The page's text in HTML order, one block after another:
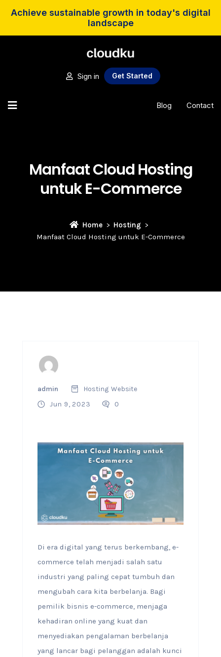
Achieve sustainable growth in today's digital
landscape
Sign in Get Started
Blog Contact
Manfaat Cloud Hosting
untuk E-Commerce
Home
Hosting
Manfaat Cloud Hosting untuk E-Commerce
admin Hosting Website
Jun 9, 2023
0
Di era digital yang terus berkembang, e-
commerce telah menjadi salah satu
industri yang paling cepat tumbuh dan
mengubah cara kita berbelanja. Bagi
pemilik bisnis e-commerce, menjaga
kehadiran online yang kuat dan
menyediakan pengalaman berbelanja
yang lancar bagi pelanggan adalah kunci